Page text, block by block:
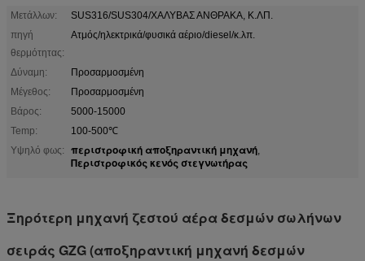
Μετάλλων:
SUS316/SUS304/ΧΑΛΥΒΑΣ ΑΝΘΡΑΚΑ, Κ.ΛΠ.
πηγή
θερμότητας:
Ατμός/ηλεκτρικά/φυσικά αέριο/diesel/κ.λπ.
Δύναμη:
Προσαρμοσμένη
Μέγεθος:
Προσαρμοσμένη
Βάρος:
5000-15000
Temp:
100-500℃
Υψηλό φως:
περιστροφική αποξηραντική μηχανή,
Περιστροφικός κενός στεγνωτήρας
Ξηρότερη μηχανή ζεστού αέρα δεσμών σωλήνων
σειράς GZG (αποξηραντική μηχανή δεσμών